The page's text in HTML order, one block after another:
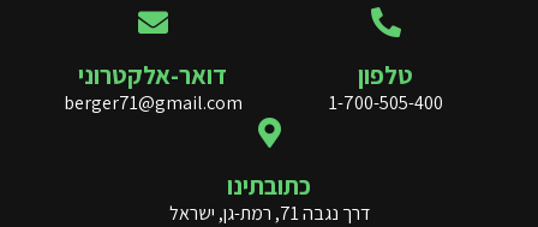
טלפון
1-700-505-400
דואר-אלקטרוני
berger71@gmail.com
כתובתינו
דרך נגבה 71, רמת-גן, ישראל